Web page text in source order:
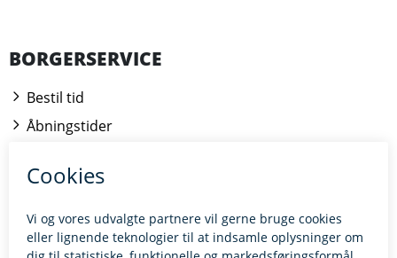
BORGERSERVICE
Bestil tid
Åbningstider
Kontakt borgerrådgiveren
BILLUND.DK